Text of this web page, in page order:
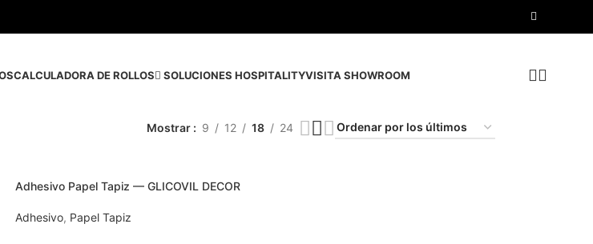
CALCULADORA DE ROLLOS SOLUCIONES HOSPITALITYVISITA SHOWROOM
Mostrar 9 12 18 24
Adhesivo Papel Tapiz — GLICOVIL DECOR
Adhesivo, Papel Tapiz